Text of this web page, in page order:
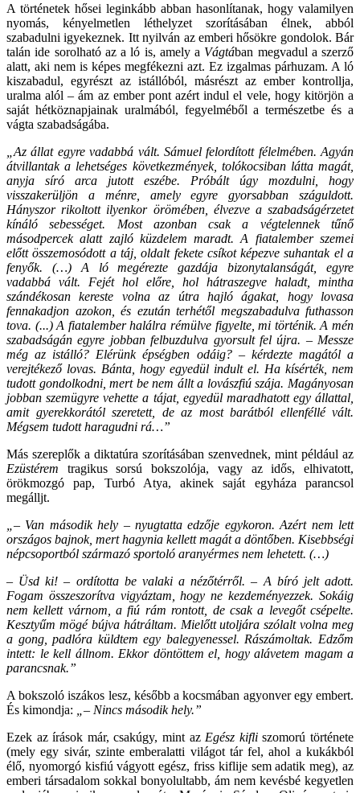
A történetek hősei leginkább abban hasonlítanak, hogy valamilyen
nyomás, kényelmetlen léthelyzet szorításában élnek, abból
szabadulni igyekeznek. Itt nyilván az emberi hősökre gondolok. Bár
talán ide sorolható az a ló is, amely a Vágtában megvadul a szerző
alatt, aki nem is képes megfékezni azt. Ez izgalmas párhuzam. A ló
kiszabadul, egyrészt az istállóból, másrészt az ember kontrollja,
uralma alól – ám az ember pont azért indul el vele, hogy kitörjön a
saját hétköznapjainak uralmából, fegyelméből a természetbe és a
vágta szabadságába.
„Az állat egyre vadabbá vált. Sámuel felordított félelmében. Agyán
átvillantak a lehetséges következmények, tolókocsiban látta magát,
anyja síró arca jutott eszébe. Próbált úgy mozdulni, hogy
visszakerüljön a ménre, amely egyre gyorsabban száguldott.
Hányszor rikoltott ilyenkor örömében, élvezve a szabadságérzetet
kínáló sebességet. Most azonban csak a végtelennek tűnő
másodpercek alatt zajló küzdelem maradt. A fiatalember szemei
előtt összemosódott a táj, oldalt fekete csíkot képezve suhantak el a
fenyők. (…) A ló megérezte gazdája bizonytalanságát, egyre
vadabbá vált. Fejét hol előre, hol hátraszegve haladt, mintha
szándékosan kereste volna az útra hajló ágakat, hogy lovasa
fennakadjon azokon, és ezután terhétől megszabadulva futhasson
tova. (...) A fiatalember halálra rémülve figyelte, mi történik. A mén
szabadságán egyre jobban felbuzdulva gyorsult fel újra. – Messze
még az istálló? Elérünk épségben odáig? – kérdezte magától a
verejtékező lovas. Bánta, hogy egyedül indult el. Ha kísérték, nem
tudott gondolkodni, mert be nem állt a lovászfiú szája. Magányosan
jobban szemügyre vehette a tájat, egyedül maradhatott egy állattal,
amit gyerekkorától szeretett, de az most barátból ellenféllé vált.
Mégsem tudott haragudni rá…”
Más szereplők a diktatúra szorításában szenvednek, mint például az
Ezüstérem tragikus sorsú bokszolója, vagy az idős, elhivatott,
örökmozgó pap, Turbó Atya, akinek saját egyháza parancsol
megálljt.
„– Van második hely – nyugtatta edzője egykoron. Azért nem lett
országos bajnok, mert hagynia kellett magát a döntőben. Kisebbségi
népcsoportból származó sportoló aranyérmes nem lehetett. (…)
– Üsd ki! – ordította be valaki a nézőtérről. – A bíró jelt adott.
Fogam összeszorítva vigyáztam, hogy ne kezdeményezzek. Sokáig
nem kellett várnom, a fiú rám rontott, de csak a levegőt csépelte.
Kesztyűm mögé bújva hátráltam. Mielőtt utoljára szólalt volna meg
a gong, padlóra küldtem egy balegyenessel. Rászámoltak. Edzőm
intett: le kell állnom. Ekkor döntöttem el, hogy alávetem magam a
parancsnak.”
A bokszoló iszákos lesz, később a kocsmában agyonver egy embert.
És kimondja:
„– Nincs második hely.”
Ezek az írások már, csakúgy, mint az Egész kifliszomorú története
(mely egy sivár, szinte emberalatti világot tár fel, ahol a kukákból
élő, nyomorgó kisfiú vágyott egész, friss kiflije sem adatik meg), az
emberi társadalom sokkal bonyolultabb, ám nem kevésbé kegyetlen